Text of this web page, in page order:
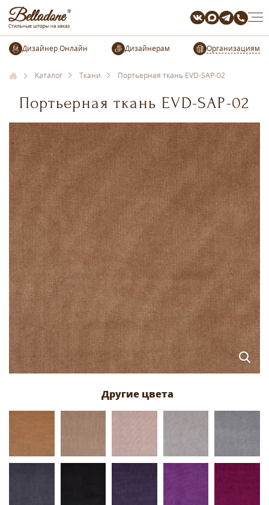
Организациям
Каталог Ткани Портьерная ткань EVD-SAP-02
Портьерная ткань EVD-SAP-02